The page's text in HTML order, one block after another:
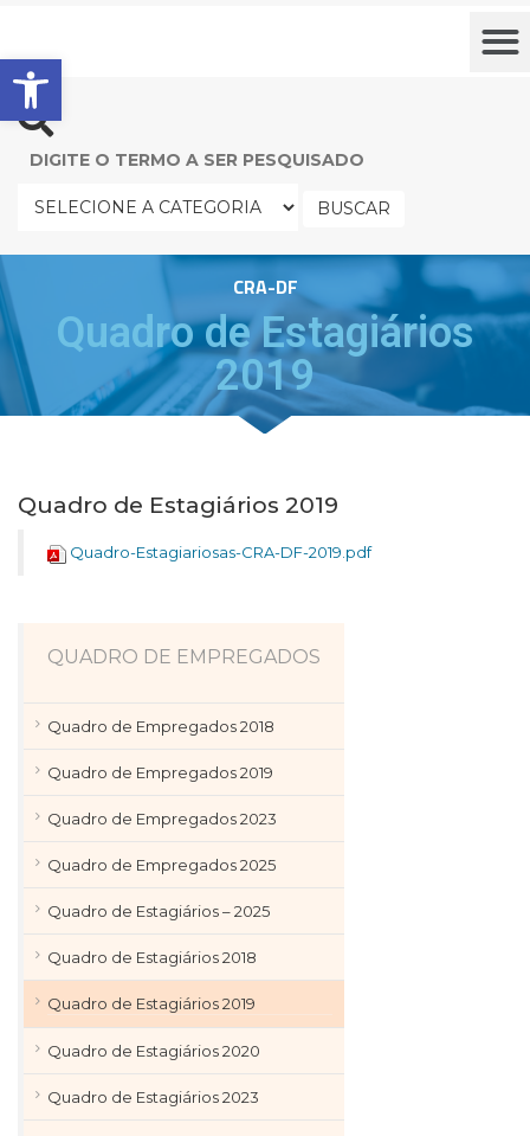
Barra de Ferramentas Aberta
BUSCAR
CRA-DF
Quadro de Estagiários
2019
Quadro de Estagiários 2019
Quadro-Estagiariosas-CRA-DF-2019.pdf
QUADRO DE EMPREGADOS
Quadro de Empregados 2018
Quadro de Empregados 2019
Quadro de Empregados 2023
Quadro de Empregados 2025
Quadro de Estagiários – 2025
Quadro de Estagiários 2018
Quadro de Estagiários 2019
Quadro de Estagiários 2020
Quadro de Estagiários 2023